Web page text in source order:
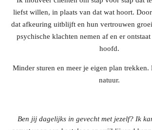
liefst willen, in plaats van dat wat hoort.
dat afkeuring uitblijft en hun vertrouwen
psychische klachten nemen af en er
hoofd.
Minder sturen en meer je eigen plan
natuur.
Ben jij dagelijks in gevecht met jezelf? Ik